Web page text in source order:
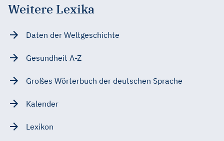
Weitere Lexika
Daten der Weltgeschichte
Gesundheit A-Z
Großes Wörterbuch der deutschen Sprache
Kalender
Lexikon